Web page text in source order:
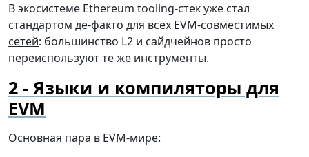
В экосистеме Ethereum tooling-стек уже стал
стандартом де-факто для всех EVM-совместимых
сетей: большинство L2 и сайдчейнов просто
переиспользуют те же инструменты.
Языки и компиляторы для
EVM
Основная пара в EVM-мире: